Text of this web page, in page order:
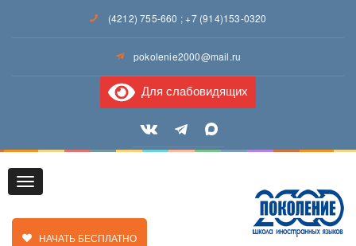
(4212) 755-660 ;+7 (914)153-0320
pokolenie2000@mail.ru
Для слабовидящих
Toggle
ЗАКАЗАТЬ ЗВОНОК
НАЧАТЬ БЕСПЛАТНО